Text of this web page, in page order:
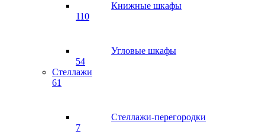
Книжные шкафы
110
Угловые шкафы
54
Стеллажи
61
Стеллажи-перегородки
7